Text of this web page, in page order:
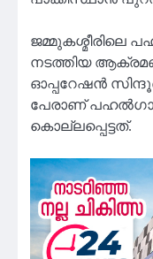
ജമ്മുകശ്മീരിലെ
നടത്തിയ
ഓപ്പറേഷൻ
പേരാണ്
കൊല്ലപ്പെട്ടത്.